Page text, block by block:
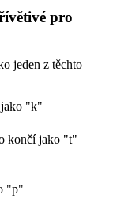
pro
jeden z těchto
"k"
končí jako "t"
"p"